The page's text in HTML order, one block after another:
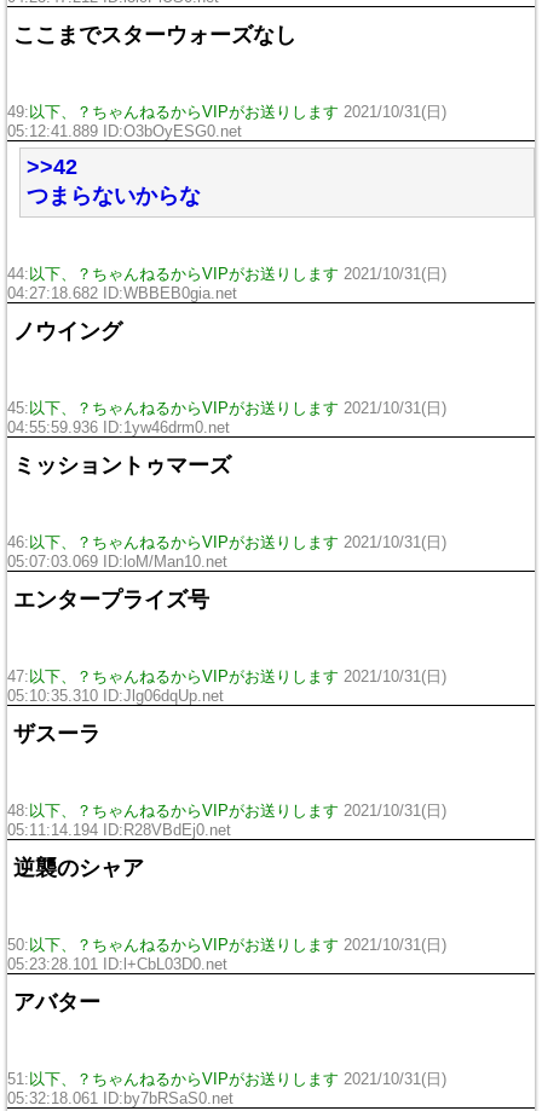
ここまでスターウォーズなし
49: 以下、？ちゃんねるからVIPがお送りします 2021/10/31(日)
05:12:41.889 ID:O3bOyESG0.net
>>42
つまらないからな
44: 以下、？ちゃんねるからVIPがお送りします 2021/10/31(日)
04:27:18.682 ID:WBBEB0gia.net
ノウイング
45: 以下、？ちゃんねるからVIPがお送りします 2021/10/31(日)
04:55:59.936 ID:1yw46drm0.net
ミッショントゥマーズ
46: 以下、？ちゃんねるからVIPがお送りします 2021/10/31(日)
05:07:03.069 ID:loM/Man10.net
エンタープライズ号
47: 以下、？ちゃんねるからVIPがお送りします 2021/10/31(日)
05:10:35.310 ID:Jlg06dqUp.net
ザスーラ
48: 以下、？ちゃんねるからVIPがお送りします 2021/10/31(日)
05:11:14.194 ID:R28VBdEj0.net
逆襲のシャア
50: 以下、？ちゃんねるからVIPがお送りします 2021/10/31(日)
05:23:28.101 ID:l+CbL03D0.net
アバター
51: 以下、？ちゃんねるからVIPがお送りします 2021/10/31(日)
05:32:18.061 ID:by7bRSaS0.net